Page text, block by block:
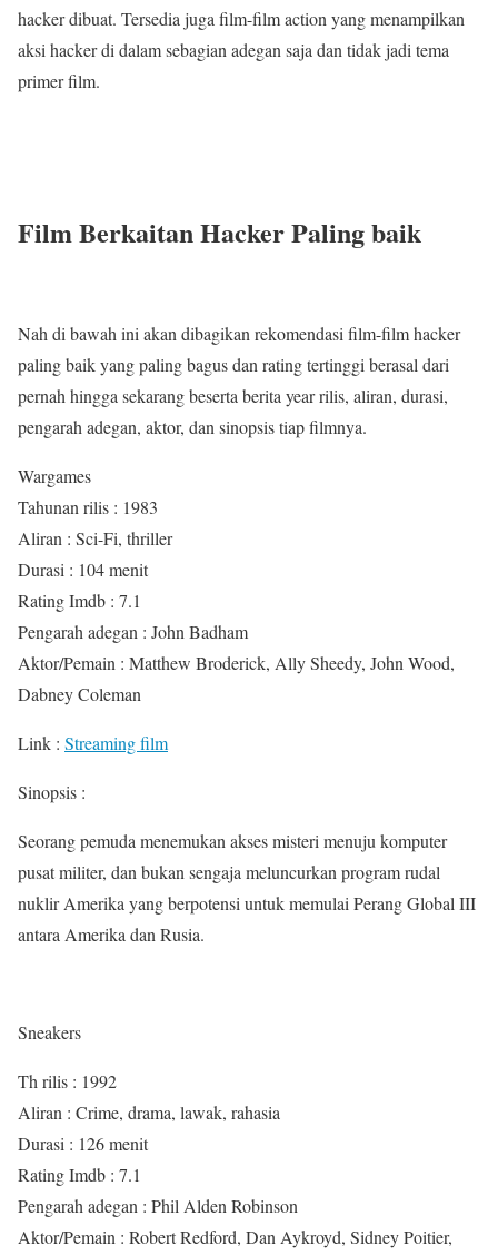
hacker dibuat. Tersedia juga film-film action yang menampilkan
aksi hacker di dalam sebagian adegan saja dan tidak jadi tema
primer film.
Film Berkaitan Hacker Paling baik
Nah di bawah ini akan dibagikan rekomendasi film-film hacker
paling baik yang paling bagus dan rating tertinggi berasal dari
pernah hingga sekarang beserta berita year rilis, aliran, durasi,
pengarah adegan, aktor, dan sinopsis tiap filmnya.
Wargames
Tahunan rilis : 1983
Aliran : Sci-Fi, thriller
Durasi : 104 menit
Rating Imdb : 7.1
Pengarah adegan : John Badham
Aktor/Pemain : Matthew Broderick, Ally Sheedy, John Wood,
Dabney Coleman
Link : Streaming film
Sinopsis :
Seorang pemuda menemukan akses misteri menuju komputer
pusat militer, dan bukan sengaja meluncurkan program rudal
nuklir Amerika yang berpotensi untuk memulai Perang Global III
antara Amerika dan Rusia.
Sneakers
Th rilis : 1992
Aliran : Crime, drama, lawak, rahasia
Durasi : 126 menit
Rating Imdb : 7.1
Pengarah adegan : Phil Alden Robinson
Aktor/Pemain : Robert Redford, Dan Aykroyd, Sidney Poitier,